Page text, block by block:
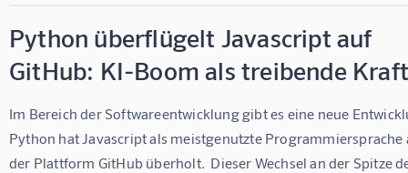
Python überflügelt Javascript auf
GitHub: KI-Boom als treibende
Im Bereich der Softwareentwicklung gibt es eine neue
Python hat Javascript als meistgenutzte
der Plattform GitHub überholt.  Dieser Wechsel an der Spitze